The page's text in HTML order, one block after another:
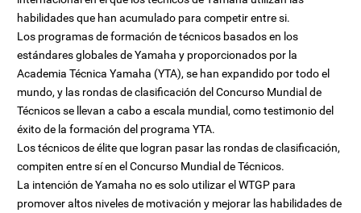
habilidades que han acumulado para competir entre si.
Los programas de formación de técnicos basados ​​en los
estándares globales de Yamaha y proporcionados por la
Academia Técnica Yamaha (YTA), se han expandido por todo el
mundo, y las rondas de clasificación del Concurso Mundial de
Técnicos se llevan a cabo a escala mundial, como testimonio del
éxito de la formación del programa YTA.
Los técnicos de élite que logran pasar las rondas de clasificación,
compiten entre sí en el Concurso Mundial de Técnicos.
La intención de Yamaha no es solo utilizar el WTGP para
promover altos niveles de motivación y mejorar las habilidades de